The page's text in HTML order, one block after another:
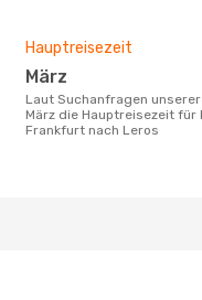
Hauptreisezeit
März
Laut Suchanfragen unserer Kunden ist
März die Hauptreisezeit für
Frankfurt nach Leros